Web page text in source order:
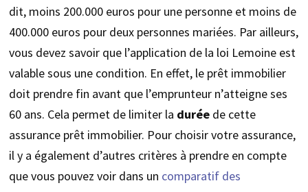
dit, moins 200.000 euros pour une personne et moins de
400.000 euros pour deux personnes mariées. Par ailleurs,
vous devez savoir que l’application de la loi Lemoine est
valable sous une condition. En effet, le prêt immobilier
doit prendre fin avant que l’emprunteur n’atteigne ses
60 ans. Cela permet de limiter la durée de cette
assurance prêt immobilier. Pour choisir votre assurance,
il y a également d’autres critères à prendre en compte
que vous pouvez voir dans un comparatif des